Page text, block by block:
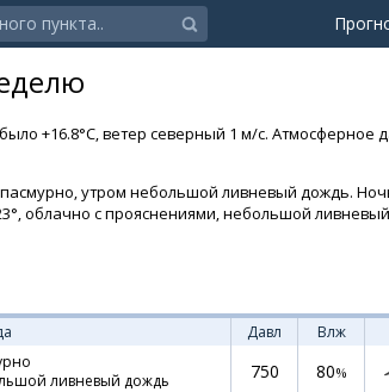
+16.8°C, ветер северный 1 м/с. Атмосферное
пасмурно, утром небольшой ливневый дождь.
облачно с прояснениями, небольшой
Давл Влж
ливневый дождь
750 80%